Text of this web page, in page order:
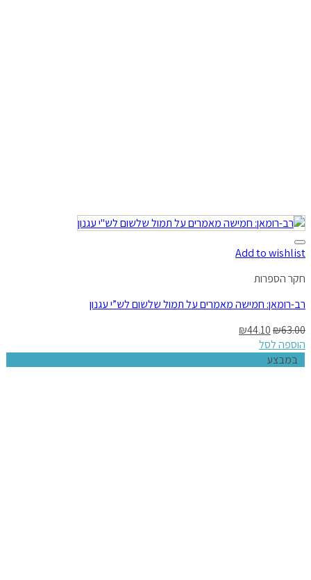
Add to wishlist
חקר הספרות
רב-רומאן: חמישה מאמרים על תמול שלשום לש”י עגנון
₪63.00
₪44.10
הוספה לסל
במבצע